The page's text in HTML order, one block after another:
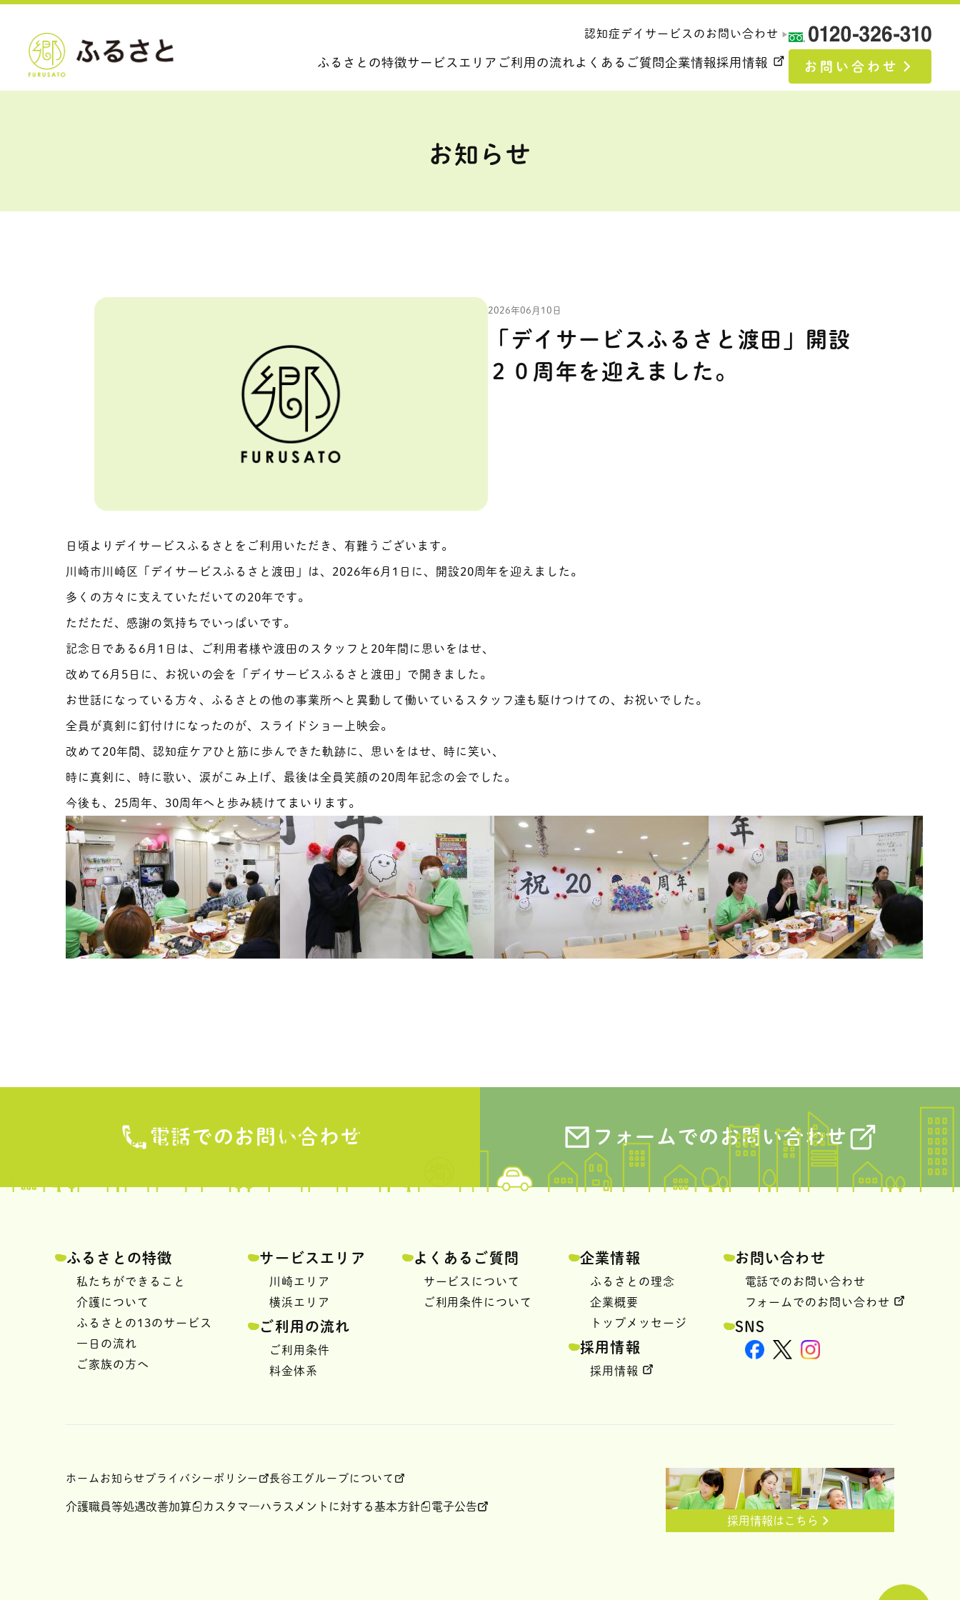
認知症デイサービスのお問い合わせ ▶︎
ふるさとの特徴サービスエリア
横浜エリア
ご利用の流れ
料金体系
よくあるご質問企業情報採用情報 お問い合わせ
お知らせ
2026年06月10日
「デイサービスふるさと渡田」開設
２０周年を迎えました。
日頃よりデイサービスふるさとをご利用いただき、有難うございます。
川崎市川崎区「デイサービスふるさと渡田」は、2026年6月1日に、開設20周年を迎えました。
多くの方々に支えていただいての20年です。
ただただ、感謝の気持ちでいっぱいです。
記念日である6月1日は、ご利用者様や渡田のスタッフと20年間に思いをはせ、
改めて6月5日に、お祝いの会を「デイサービスふるさと渡田」で開きました。
お世話になっている方々、ふるさとの他の事業所へと異動して働いているスタッフ達も駆けつけての、お祝いでした。
全員が真剣に釘付けになったのが、スライドショー上映会。
改めて20年間、認知症ケアひと筋に歩んできた軌跡に、思いをはせ、時に笑い、
時に真剣に、時に歌い、涙がこみ上げ、最後は全員笑顔の20周年記念の会でした。
今後も、25周年、30周年へと歩み続けてまいります。
電話でのお問い合わせ フォームでのお問い合わせ
ふるさとの特徴
私たちができること
介護について
ふるさとの13のサービス
一日の流れ
ご家族の方へ
サービスエリア
川崎エリア
横浜エリア
ご利用の流れ
ご利用条件
料金体系
よくあるご質問
サービスについて
ご利用条件について
企業情報
ふるさとの理念
企業概要
トップメッセージ
採用情報
採用情報
お問い合わせ
電話でのお問い合わせ
フォームでのお問い合わせ
SNS
ホーム お知らせ プライバシーポリシー 長谷工グループについて
介護職員等処遇改善加算 カスタマ―ハラスメントに対する基本⽅針
電子公告
採用情報はこちら